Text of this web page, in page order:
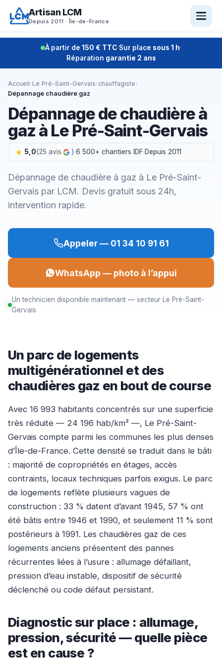
contenu
Artisan LCM
Depuis 2011 · Île-de-France
À partir de 150 € TTC·Sur place sous 1 h·
Réparation garantie 2 ans
Accueil›Le Pré-Saint-Gervais›chauffagiste›
Dépannage chaudière gaz
Dépannage de chaudière à
gaz à Le Pré-Saint-Gervais
5,0(25 avis )·6 500+ chantiers IDF·Depuis 2011
Dépannage de chaudière à gaz à Le Pré-Saint-
Gervais par LCM. Devis gratuit sous 24h,
intervention rapide.
Appeler — 01 34 10 91 61
WhatsApp — photo à l’appui
Un technicien disponible maintenant — secteur Le Pré-Saint-
Gervais
Un parc de logements
multigénérationnel et des
chaudières gaz en bout de course
Avec 16 993 habitants concentrés sur une superficie
très réduite — 24 196 hab/km² —, Le Pré-Saint-
Gervais compte parmi les communes les plus denses
d’Île-de-France. Cette densité se traduit dans le bâti
: majorité de copropriétés en étages, accès
contraints, locaux techniques parfois exigus. Le parc
de logements reflète plusieurs vagues de
construction : 33 % datent d’avant 1945, 57 % ont
été bâtis entre 1946 et 1990, et seulement 11 % sont
postérieurs à 1991. Les chaudières gaz de ces
logements anciens présentent des pannes
récurrentes liées à l’usure : allumage défaillant,
pression d’eau instable, dispositif de sécurité
déclenché ou code défaut persistant.
Diagnostic sur place : allumage,
pression, sécurité — quelle pièce
est en cause ?